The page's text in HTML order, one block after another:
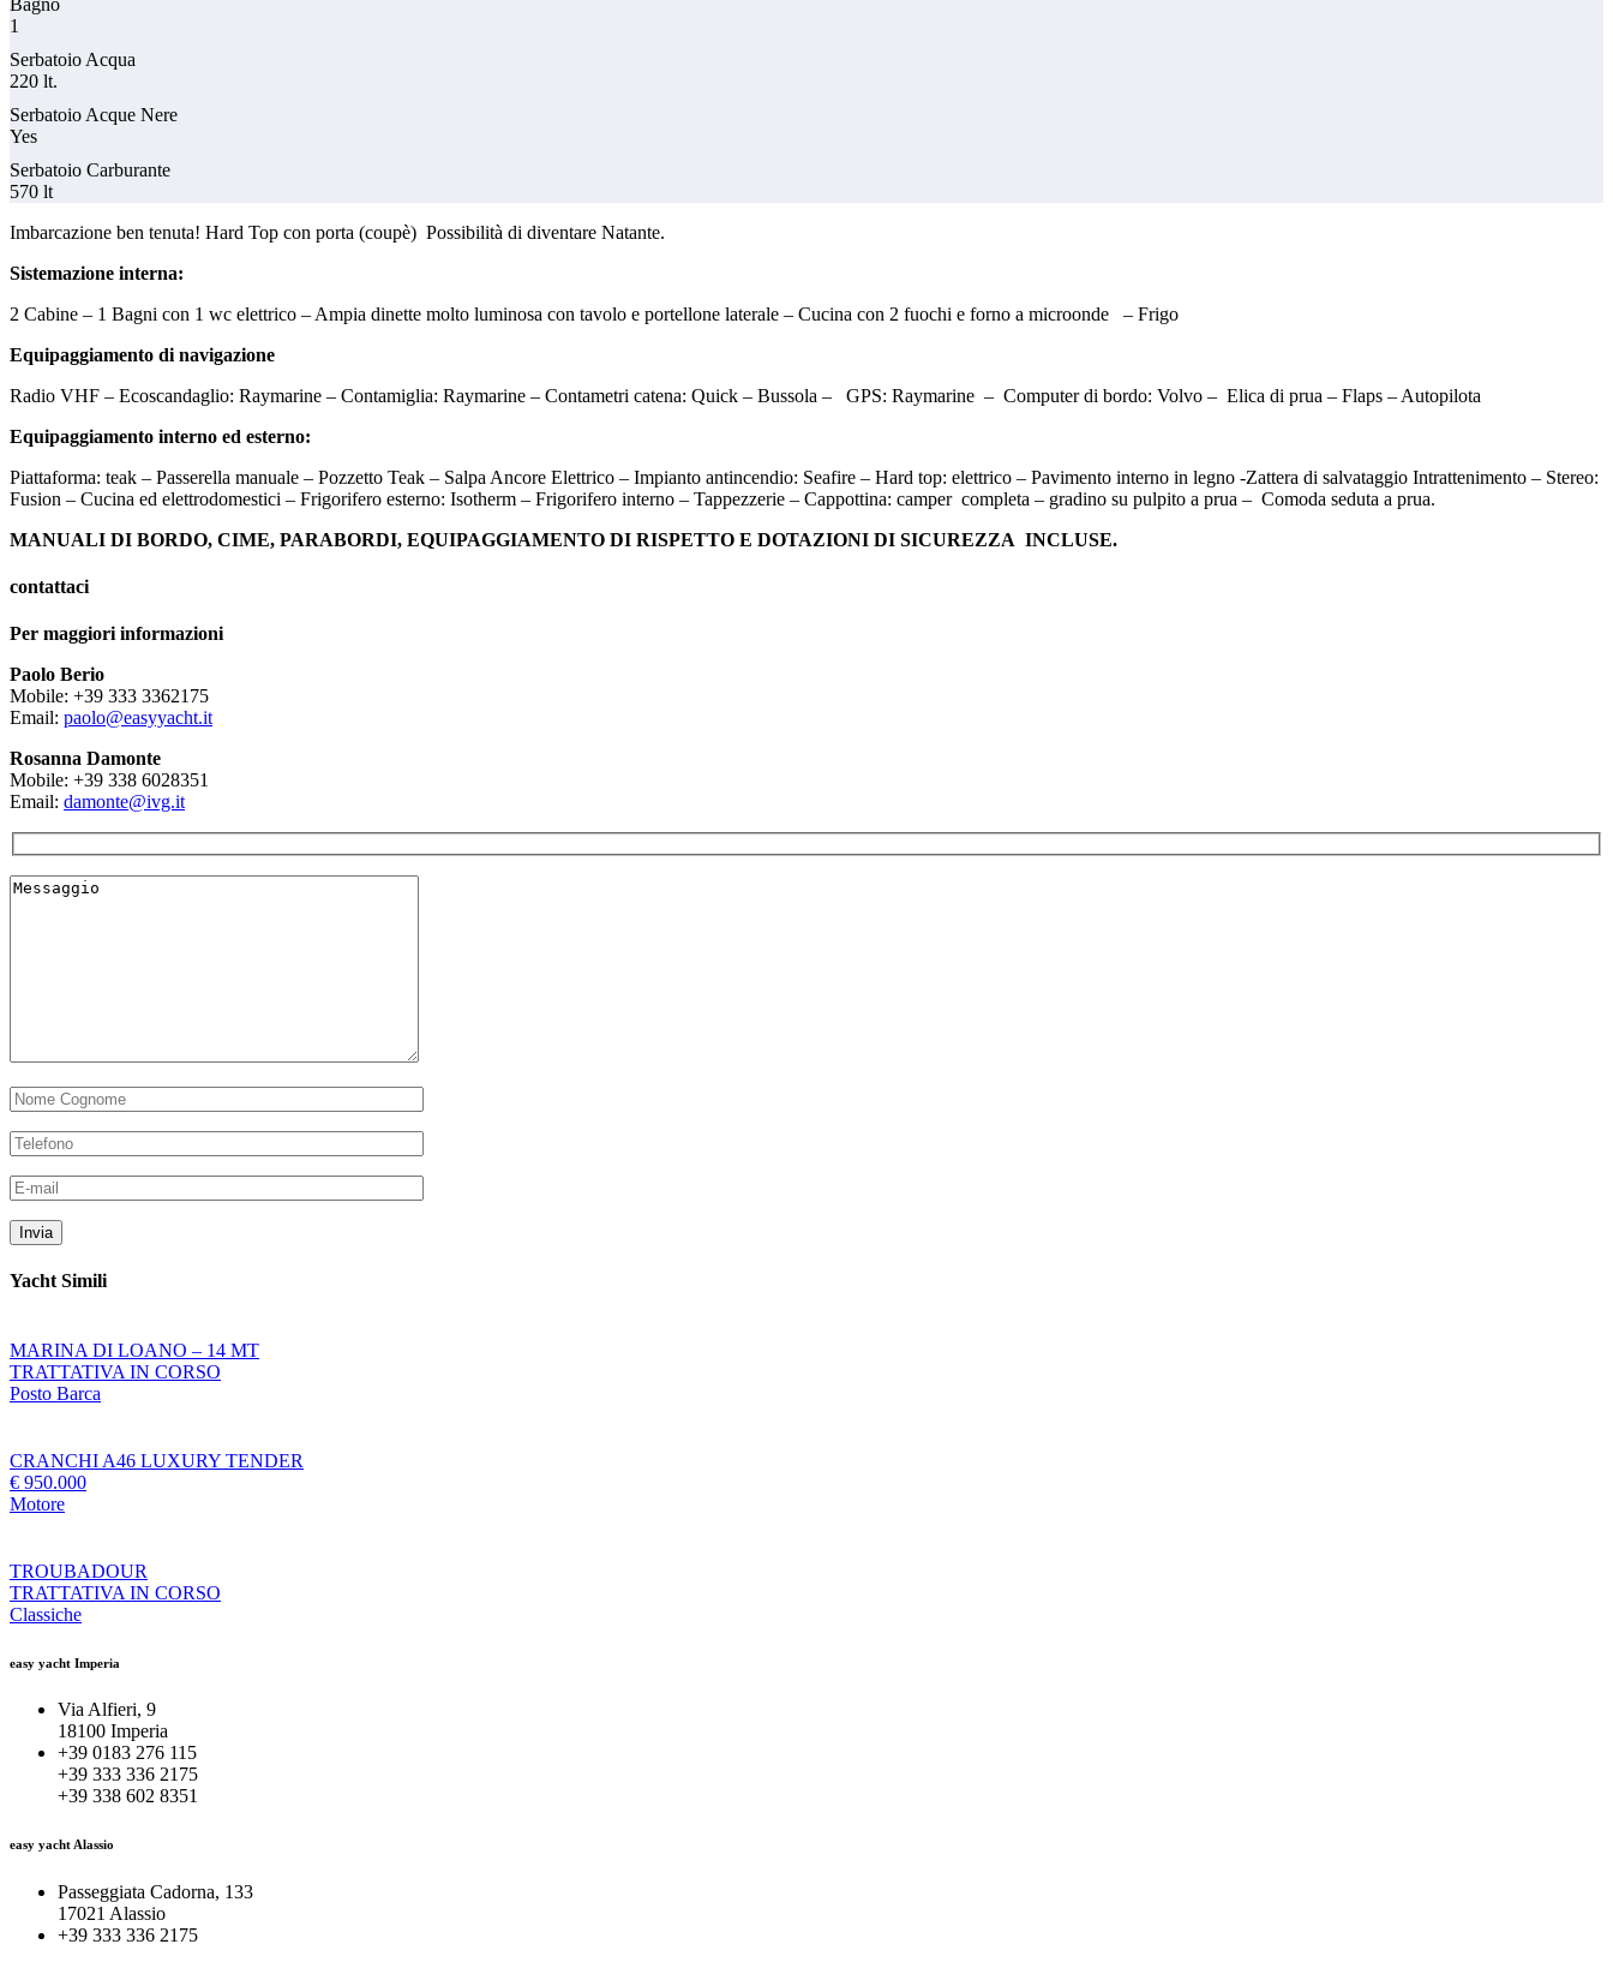
1
Serbatoio Acqua
220 lt.
Serbatoio Acque Nere
Yes
Serbatoio Carburante
570 lt
Imbarcazione ben tenuta! Hard Top con porta (coupè) Possibilità di diventare Natante.
Sistemazione interna:
2 Cabine – 1 Bagni con 1 wc elettrico – Ampia dinette molto luminosa con tavolo e portellone laterale – Cucina con 2 fuochi e forno a microonde
– Frigo
Equipaggiamento di navigazione
Radio VHF – Ecoscandaglio: Raymarine – Contamiglia: Raymarine – Contametri catena: Quick – Bussola –
GPS: Raymarine – Computer di bordo: Volvo – Elica di prua – Flaps – Autopilota
Equipaggiamento interno ed esterno:
Piattaforma: teak – Passerella manuale – Pozzetto Teak – Salpa Ancore Elettrico – Impianto antincendio: Seafire – Hard top: elettrico – Pavimento interno in legno -Zattera di salvataggio Intrattenimento – Stereo:
Fusion – Cucina ed elettrodomestici – Frigorifero esterno: Isotherm – Frigorifero interno – Tappezzerie – Cappottina: camper completa – gradino su pulpito a prua – Comoda seduta a prua.
MANUALI DI BORDO, CIME, PARABORDI, EQUIPAGGIAMENTO DI RISPETTO E DOTAZIONI DI SICUREZZA INCLUSE.
contattaci
Per maggiori informazioni
Paolo Berio
Mobile: +39 333 3362175
Email: paolo@easyyacht.it
Rosanna Damonte
Mobile: +39 338 6028351
Email: damonte@ivg.it
Yacht Simili
MARINA DI LOANO – 14 MT
TRATTATIVA IN CORSO
Posto Barca
CRANCHI A46 LUXURY TENDER
€ 950.000
Motore
TROUBADOUR
TRATTATIVA IN CORSO
Classiche
easy yacht Imperia
Via Alfieri, 9
18100 Imperia
+39 0183 276 115
+39 333 336 2175
+39 338 602 8351
easy yacht Alassio
Passeggiata Cadorna, 133
17021 Alassio
+39 333 336 2175